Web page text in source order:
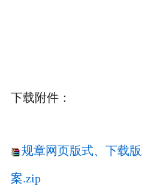
下载附件：
规章网页版式、下载
案.zip